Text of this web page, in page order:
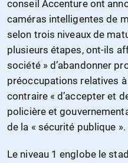
conseil Accenture ont
caméras intelligentes de
selon trois niveaux de
plusieurs étapes, ont-ils
société » d’abandonner
préoccupations relatives
contraire « d’accepter et
policière et
de la « sécurité publique ».
Le niveau 1 englobe le